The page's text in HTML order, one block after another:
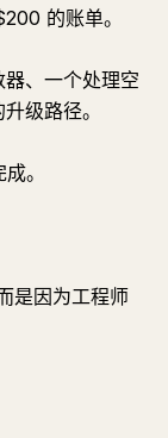
的账单。
、一个处理空
级路径。
。
是因为工程师